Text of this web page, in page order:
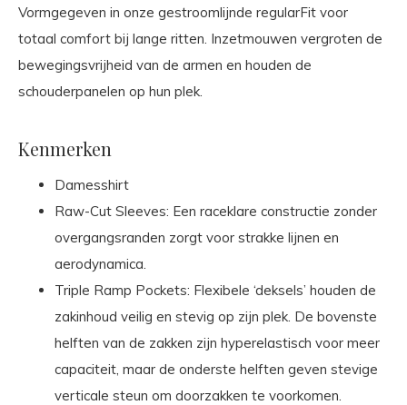
Vormgegeven in onze gestroomlijnde regularFit voor
totaal comfort bij lange ritten. Inzetmouwen vergroten de
bewegingsvrijheid van de armen en houden de
schouderpanelen op hun plek.
Kenmerken
Damesshirt
Raw-Cut Sleeves: Een raceklare constructie zonder
overgangsranden zorgt voor strakke lijnen en
aerodynamica.
Triple Ramp Pockets: Flexibele ‘deksels’ houden de
zakinhoud veilig en stevig op zijn plek. De bovenste
helften van de zakken zijn hyperelastisch voor meer
capaciteit, maar de onderste helften geven stevige
verticale steun om doorzakken te voorkomen.